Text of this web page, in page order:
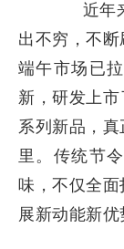
近年来
出不穷，不
端午市场已
新，研发上
系列新品，
里。传统节
味，不仅全
展新动能新优